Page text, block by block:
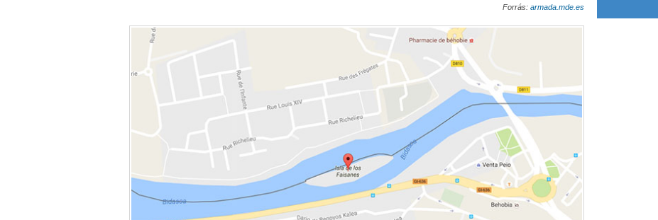
Forrás: armada.mde.es